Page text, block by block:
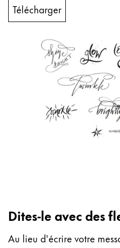
中文
Thailand
Vietnam
Tiếng Việt
Khmer
Télécharger
Dites-le avec des
Au lieu d'écrire votre